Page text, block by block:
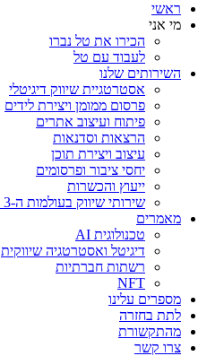
ראשי
מי אני
הכירו את טל נברו
לעבוד עם טל
השירותים שלנו
אסטרטגיית שיווק דיגיטלי
פרסום ממומן ויצירת לידים
פיתוח ועיצוב אתרים
הרצאות וסדנאות
עיצוב ויצירת תוכן
יחסי ציבור ופרסומים
ייעוץ והכשרות
שירותי שיווק בעולמות ה-WEB 3 וה-NFT
מאמרים
טכנולוגית AI
דיגיטל ואסטרטגיה שיווקית
רשתות חברתיות
NFT
מספרים עלינו
לתת בחזרה
מהתקשורת
צרו קשר